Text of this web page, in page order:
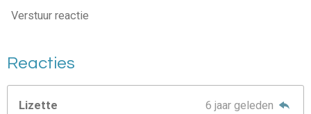
Verstuur reactie
Reacties
Lizette
6 jaar geleden